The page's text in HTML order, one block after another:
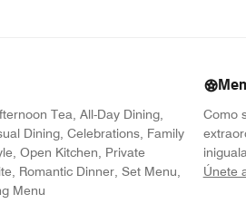
Tea, All-Day Dining,
Dining, Celebrations, Family
Open Kitchen, Private
Romantic Dinner, Set Menu,
Menu
Como
Únete